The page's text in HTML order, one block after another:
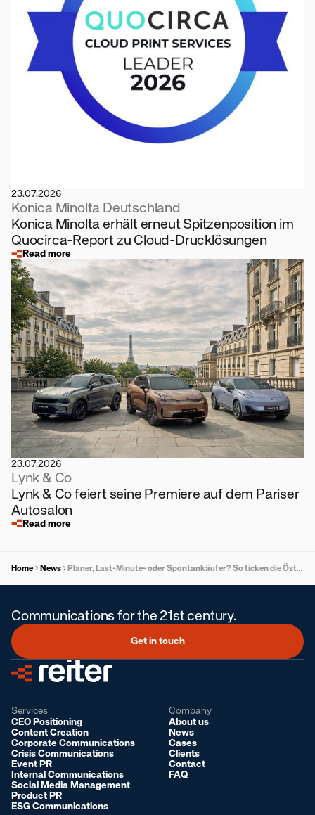
23.07.2026
Konica Minolta Deutschland
Konica Minolta erhält erneut Spitzenposition im
Quocirca-Report zu Cloud-Drucklösungen
Read more
23.07.2026
Lynk & Co
Lynk & Co feiert seine Premiere auf dem Pariser
Autosalon
Read more
Home News Planer, Last-Minute- oder Spontankäufer? So ticken die Österreicher:innen beim Weihnachtsshopping
Communications for the 21st century.
Get in touch
Services
CEO Positioning
Content Creation
Corporate Communications
Crisis Communications
Event PR
Internal Communications
Social Media Management
Product PR
ESG Communications
Company
About us
News
Cases
Clients
Contact
FAQ